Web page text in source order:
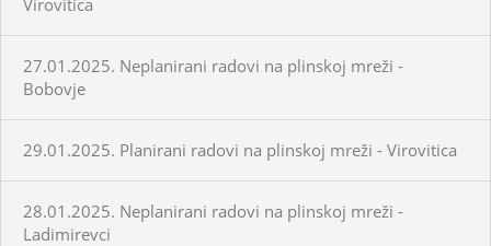
27.01.2025. Neplanirani radovi na plinskoj mreži -
Bobovje
29.01.2025. Planirani radovi na plinskoj mreži - Virovitica
28.01.2025. Neplanirani radovi na plinskoj mreži -
Ladimirevci